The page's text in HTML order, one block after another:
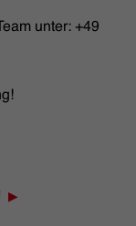
unter: +49